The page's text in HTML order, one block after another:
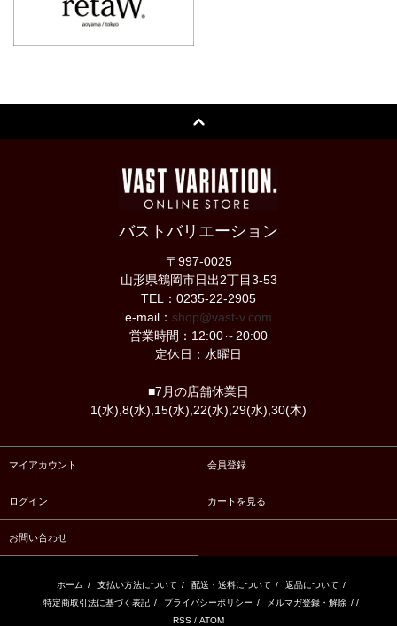
バストバリエーション
〒997-0025
山形県鶴岡市日出2丁目3-53
TEL：0235-22-2905
e-mail： shop@vast-v.com
営業時間：12:00～20:00
定休日：水曜日
■7月の店舗休業日
1(水),8(水),15(水),22(水),29(水),30(木)
マイアカウント 会員登録
ログイン カートを見る
お問い合わせ
ホーム / 支払い方法について / 配送・送料について / 返品について /
特定商取引法に基づく表記 / プライバシーポリシー / メルマガ登録・解除 / /
RSS / ATOM